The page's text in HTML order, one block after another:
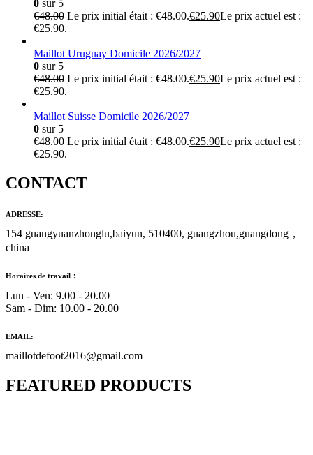
0 sur 5
€48.00 Le prix initial était : €48.00.€25.90Le prix actuel est :
€25.90.
Maillot Uruguay Domicile 2026/2027
0 sur 5
€48.00 Le prix initial était : €48.00.€25.90Le prix actuel est :
€25.90.
Maillot Suisse Domicile 2026/2027
0 sur 5
€48.00 Le prix initial était : €48.00.€25.90Le prix actuel est :
€25.90.
CONTACT
ADRESSE:
154 guangyuanzhonglu,baiyun, 510400, guangzhou,guangdong，
china
Horaires de travail：
Lun - Ven: 9.00 - 20.00
Sam - Dim: 10.00 - 20.00
EMAIL:
maillotdefoot2016@gmail.com
FEATURED PRODUCTS